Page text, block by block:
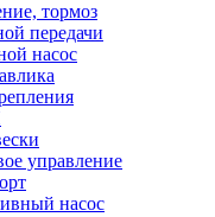
тормоз
передачи
насос
управление
насос